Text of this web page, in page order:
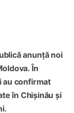
anunță noi
În
au confirmat
în Chișinău și